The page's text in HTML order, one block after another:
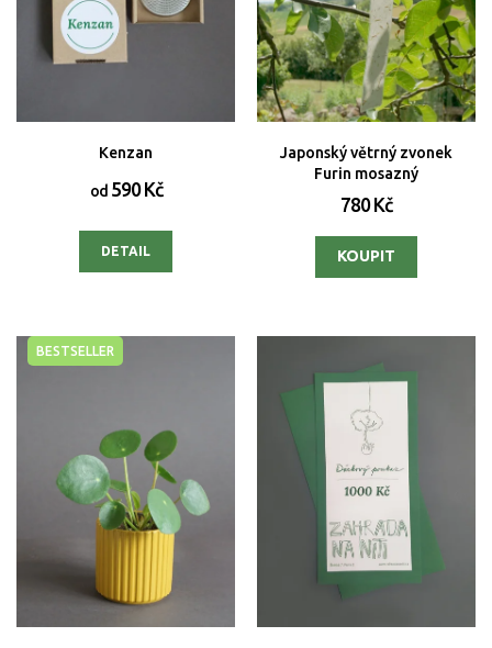
Kenzan
od590 Kč
DETAIL
Japonský větrný zvonek
Furin mosazný
780 Kč
BESTSELLER